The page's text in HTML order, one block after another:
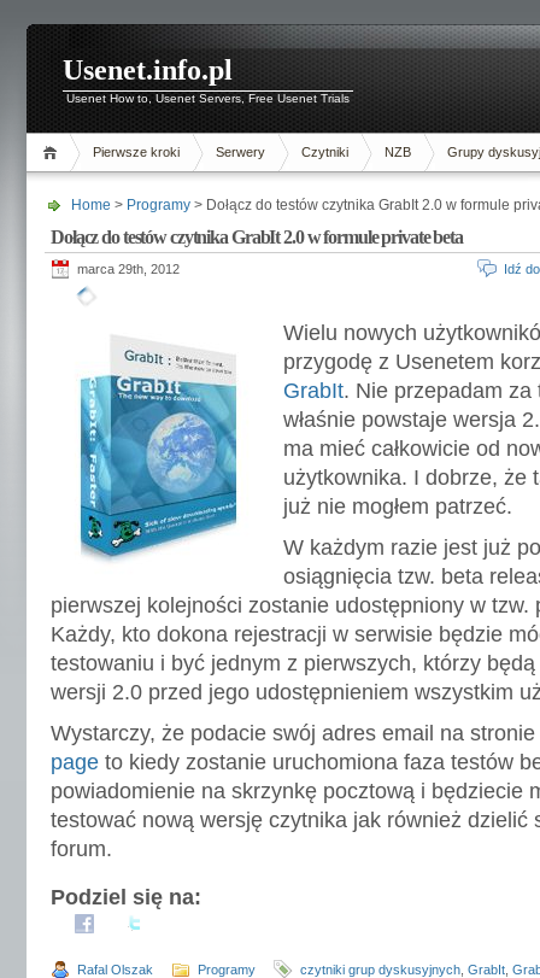
Usenet.info.pl
Usenet How to, Usenet Servers, Free Usenet Trials
Pierwsze kroki Serwery Czytniki NZB Grupy
Home > Programy > Dołącz do testów czytnika GrabIt 2.0 w formule
Dołącz do testów czytnika GrabIt 2.0 w formule private beta
marca 29th, 2012 Idź
Wielu nowych
przygodę z Usenetem
GrabIt. Nie przepadam
właśnie powstaje wersja
ma mieć całkowicie od
użytkownika. I dobrze, że
już nie mogłem patrzeć.
W każdym razie jest już
osiągnięcia tzw. beta
pierwszej kolejności zostanie udostępniony w tzw.
Każdy, kto dokona rejestracji w serwisie będzie
testowaniu i być jednym z pierwszych, którzy
wersji 2.0 przed jego udostępnieniem wszystkim
Wystarczy, że podacie swój adres email na stronie
page to kiedy zostanie uruchomiona faza testów
powiadomienie na skrzynkę pocztową i będziecie
testować nową wersję czytnika jak również dzielić
forum.
Podziel się na:
Rafal Olszak Programy czytniki grup dyskusyjnych GrabIt